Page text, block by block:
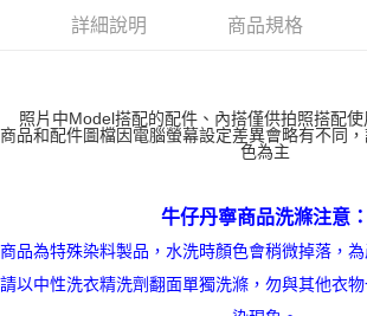
每筆NT$100，滿NT$599(含以上)免運費
每筆NT$100，滿NT$988(含以上)免運費
每筆NT$100，滿NT$988(含以上)免運費
詳細說明 商品規格
照片中Model搭配的配件、內搭僅供拍照搭配
商品和配件圖檔因電腦螢幕設定差異會略有不同
色為主
牛仔丹寧商品洗滌注意：
商品為特殊染料製品，水洗時顏色會稍微掉落，
請以中性洗衣精洗劑翻面單獨洗滌，勿與其他衣